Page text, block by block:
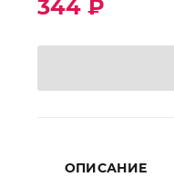
344 ₽
ОПИСАНИЕ